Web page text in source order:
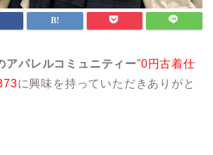
アパレルコミュニティー”0円古着仕
に興味を持っていただきありがと